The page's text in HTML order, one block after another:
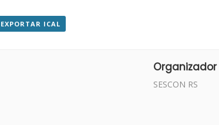
ICAL
Organizador
SESCON RS